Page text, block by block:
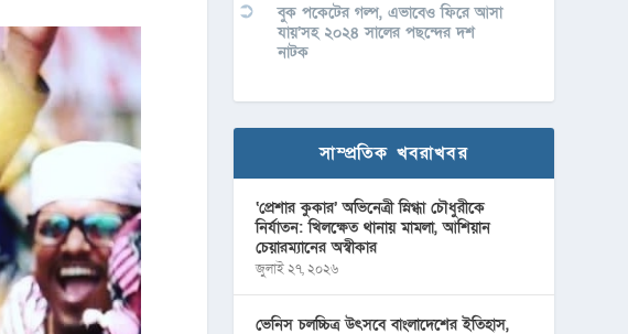
বুক পকেটের গল্প, এভাবেও ফিরে আসা
যায়’সহ ২০২৪ সালের পছন্দের দশ
নাটক
সাম্প্রতিক খবরাখবর
‘প্রেশার কুকার’ অভিনেত্রী স্নিগ্ধা চৌধুরীকে
নির্যাতন: খিলক্ষেত থানায় মামলা, আশিয়ান
চেয়ারম্যানের অস্বীকার
জুলাই ২৭, ২০২৬
ভেনিস চলচ্চিত্র উৎসবে বাংলাদেশের ইতিহাস,